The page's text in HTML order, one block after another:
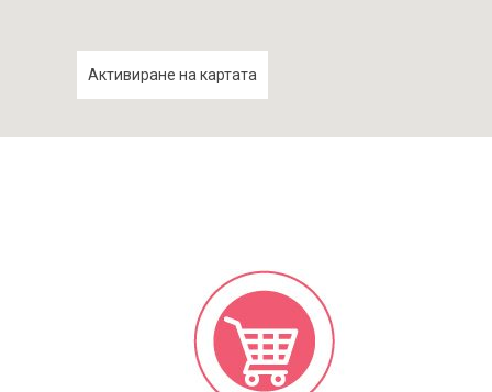
Активиране на картата